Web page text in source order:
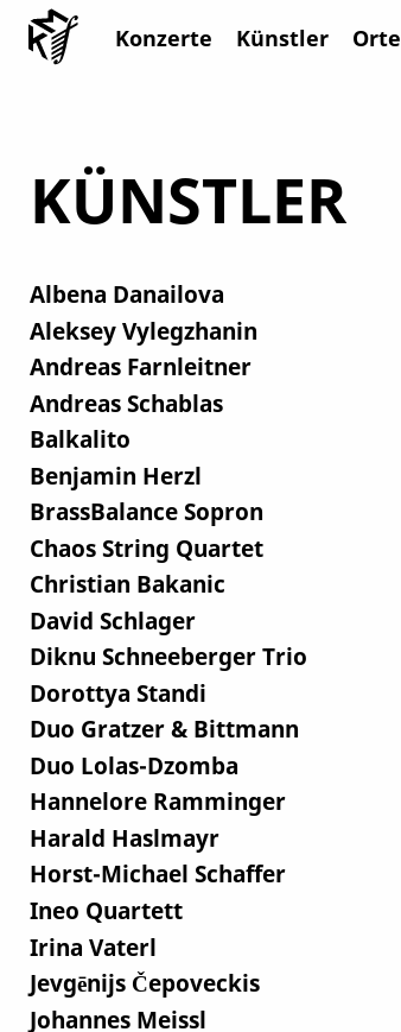
Konzerte Künstler Orte
KÜNSTLER
Albena Danailova
Aleksey Vylegzhanin
Andreas Farnleitner
Andreas Schablas
Balkalito
Benjamin Herzl
BrassBalance Sopron
Chaos String Quartet
Christian Bakanic
David Schlager
Diknu Schneeberger Trio
Dorottya Standi
Duo Gratzer & Bittmann
Duo Lolas-Dzomba
Hannelore Ramminger
Harald Haslmayr
Horst-Michael Schaffer
Ineo Quartett
Irina Vaterl
Jevgēnijs Čepoveckis
Johannes Meissl